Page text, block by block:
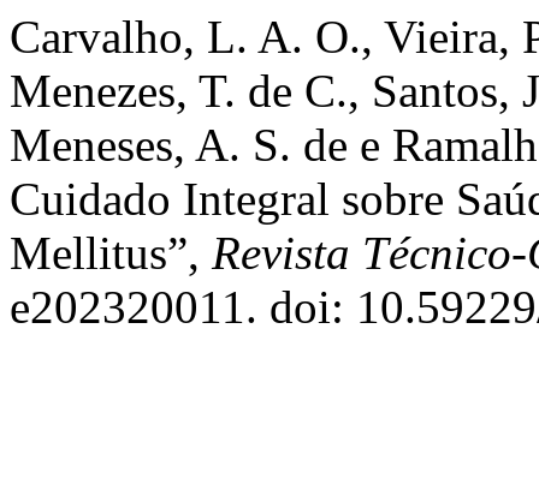
Carvalho, L. A. O., Vieira,
Menezes, T. de C., Santos,
Meneses, A. S. de e
Cuidado Integral sobre
Mellitus”, Revista
e202320011. doi: